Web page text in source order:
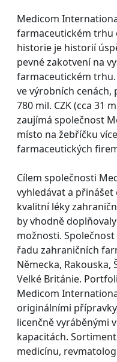
Medicom
farmaceutickém trhu
historie je historií
pevné zakotvení na
farmaceutickém
ve výrobních cenách,
780 mil. CZK (cca 31
zaujímá společnost
místo na žebříčku
farmaceutických
Cílem společnosti
vyhledávat a
kvalitní léky
by vhodně
možnosti.
řadu zahraničních
Německa, Rakouska,
Velké Británie.
Medicom
originálními
licenčně vyráběnými
kapacitách.
medicínu,